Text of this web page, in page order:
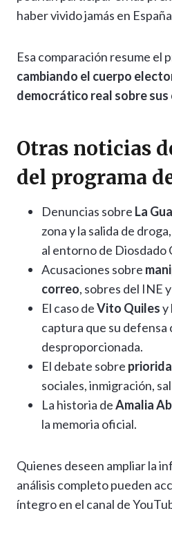
haber vivido jamás en
Esa comparación resume el
cambiando el cuerpo
democrático real sobre sus
Otras noticias
del programa
Denuncias sobre La
zona y la salida de
al entorno de Diosdado
Acusaciones sobre
correo, sobres del INE
El caso deVito Quilesy
captura que su defensa
desproporcionada.
El debate sobre
sociales, inmigración,
La historia deAmalia
la memoria oficial.
Quienes deseen ampliar la
análisis completo pueden
íntegro en el canal de